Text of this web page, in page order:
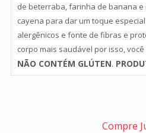
de beterraba, farinha de banana e
cayena para dar um toque
alergênicos e fonte de fibras e
corpo mais saudável por isso,
NÃO CONTÉM GLÚTEN.
Compre